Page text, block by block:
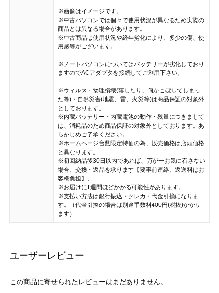
※画像はイメージです。
※中古パソコンでは個々で使用状況が異なるため実際の
商品とは異なる場合があります。
※中古商品は使用状況や経年劣化により、多少の傷、使
用感等がございます。
※ノートパソコンについてはバッテリーが劣化しており
ますのでACアダプタを接続してご利用下さい。
※ウィルス・物理損壊(落したり、何かこぼしてしまっ
た等)・自然災害(地震、雷、火災等)は商品保証の対象外
としております。
※内蔵バッテリー・内蔵電池の動作・残量につきまして
は、消耗品のため商品保証の対象外としております。あ
らかじめご了承ください。
※ホームページ台数限定特価の為、販売価格は店頭価格
と異なります。
※初回納品後30日以内であれば、万が一お気に召さない
場合、交換・返品を承ります【要事前連絡、返送料はお
客様負担】。
※お届けに1週間ほどかかる可能性があります。
※支払い方法は銀行振込・クレカ・代金引換になりま
す。（代金引換の場合は別途手数料400円(税抜)かかり
ます）
ユーザーレビュー
この商品に寄せられたレビューはまだありません。